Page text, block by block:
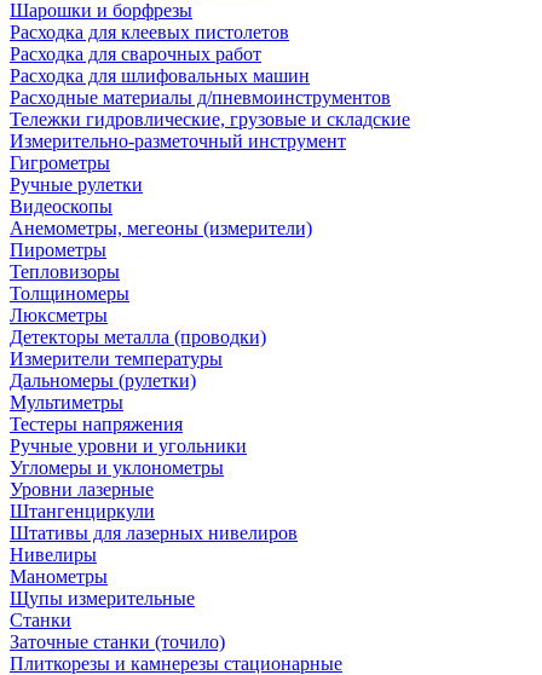
Шарошки и борфрезы
Расходка для клеевых пистолетов
Расходка для сварочных работ
Расходка для шлифовальных машин
Расходные материалы д/пневмоинструментов
Тележки гидровлические, грузовые и складские
Измерительно-разметочный инструмент
Гигрометры
Ручные рулетки
Видеоскопы
Анемометры, мегеоны (измерители)
Пирометры
Тепловизоры
Толщиномеры
Люксметры
Детекторы металла (проводки)
Измерители температуры
Дальномеры (рулетки)
Мультиметры
Тестеры напряжения
Ручные уровни и угольники
Угломеры и уклонометры
Уровни лазерные
Штангенциркули
Штативы для лазерных нивелиров
Нивелиры
Манометры
Щупы измерительные
Станки
Заточные станки (точило)
Плиткорезы и камнерезы стационарные